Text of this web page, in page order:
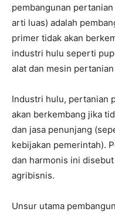
pembangunan
arti luas) adalah
primer tidak akan
industri hulu seperti
alat dan mesin
Industri hulu, pertanian
akan berkembang jika
dan jasa penunjang
kebijakan pemerintah).
dan harmonis ini
agribisnis.
Unsur utama